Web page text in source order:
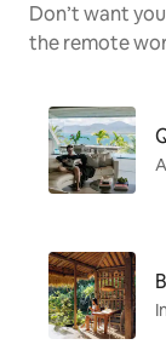
Don’t want
the remote